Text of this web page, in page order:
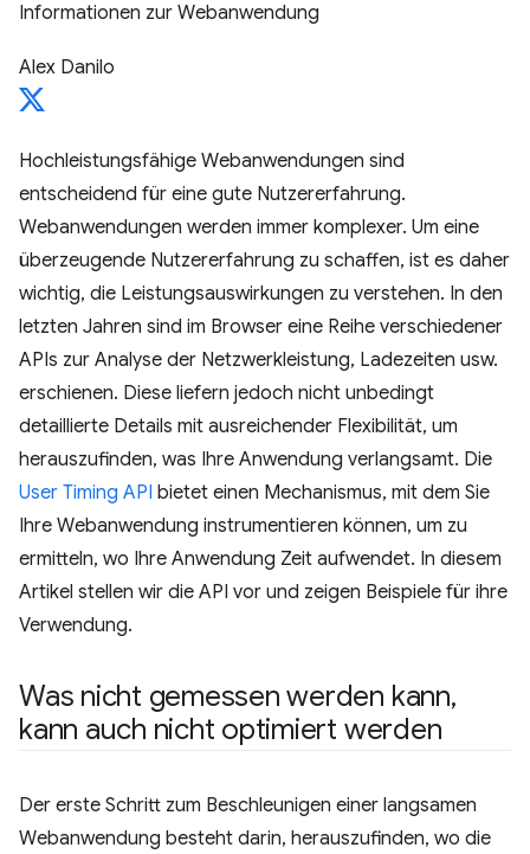
Informationen zur Webanwendung
Alex Danilo
Hochleistungsfähige Webanwendungen sind
entscheidend für eine gute Nutzererfahrung.
Webanwendungen werden immer komplexer. Um eine
überzeugende Nutzererfahrung zu schaffen, ist es daher
wichtig, die Leistungsauswirkungen zu verstehen. In den
letzten Jahren sind im Browser eine Reihe verschiedener
APIs zur Analyse der Netzwerkleistung, Ladezeiten usw.
erschienen. Diese liefern jedoch nicht unbedingt
detaillierte Details mit ausreichender Flexibilität, um
herauszufinden, was Ihre Anwendung verlangsamt. Die
User Timing API bietet einen Mechanismus, mit dem Sie
Ihre Webanwendung instrumentieren können, um zu
ermitteln, wo Ihre Anwendung Zeit aufwendet. In diesem
Artikel stellen wir die API vor und zeigen Beispiele für ihre
Verwendung.
Was nicht gemessen werden kann,
kann auch nicht optimiert werden
Der erste Schritt zum Beschleunigen einer langsamen
Webanwendung besteht darin, herauszufinden, wo die